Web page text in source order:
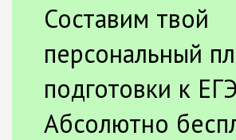
Составим твой
персональный
подготовки к
Абсолютно